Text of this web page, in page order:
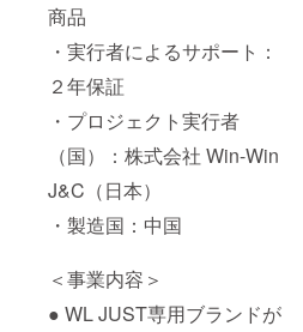
商品
・実行者によるサポート：
２年保証
・プロジェクト実行者
（国）：株式会社 Win-Win
J&C（日本）
・製造国：中国
＜事業内容＞
● WL JUST専用ブランドが